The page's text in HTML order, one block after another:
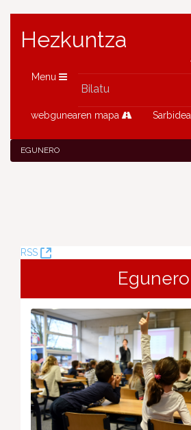
Hezkuntza
Menu
webgunearen mapa Sarbidea
EGUNERO
RSS
(Leiho
Egunero